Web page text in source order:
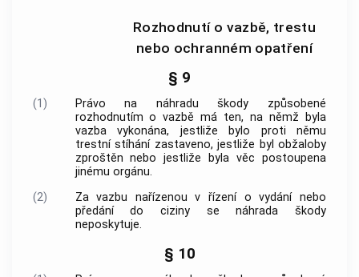
Rozhodnutí o vazbě, trestu
nebo ochranném opatření
§ 9
(1)
Právo na náhradu škody způsobené
rozhodnutím o vazbě má ten, na němž byla
vazba vykonána, jestliže bylo proti němu
trestní stíhání zastaveno, jestliže byl obžaloby
zproštěn nebo jestliže byla věc postoupena
jinému orgánu.
(2)
Za vazbu nařízenou v řízení o vydání nebo
předání do ciziny se náhrada škody
neposkytuje.
§ 10